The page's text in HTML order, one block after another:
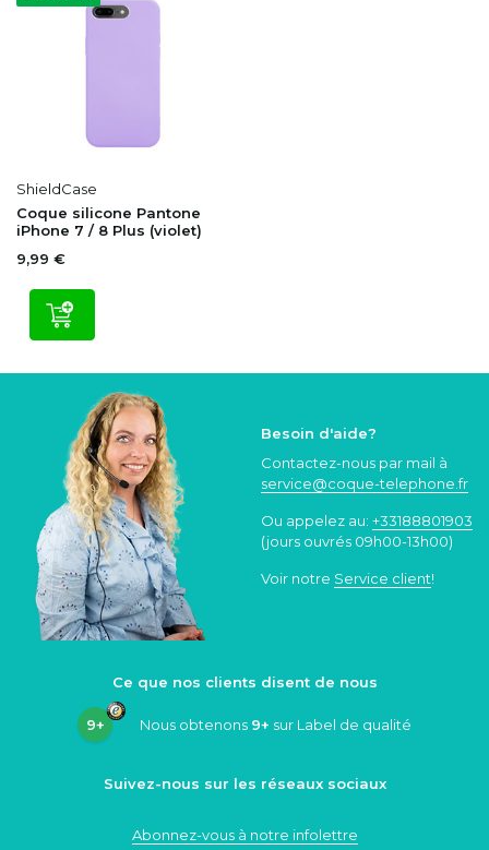
ShieldCase
Coque silicone Pantone
iPhone 7 / 8 Plus (violet)
9,99 €
Besoin d'aide?
Contactez-nous par mail à
service@coque-telephone.fr
Ou appelez au: +33188801903
(jours ouvrés 09h00-13h00)
Voir notre Service client!
Ce que nos clients disent de nous
9+ Nous obtenons 9+ sur Label de qualité
Suivez-nous sur les réseaux sociaux
Abonnez-vous à notre infolettre